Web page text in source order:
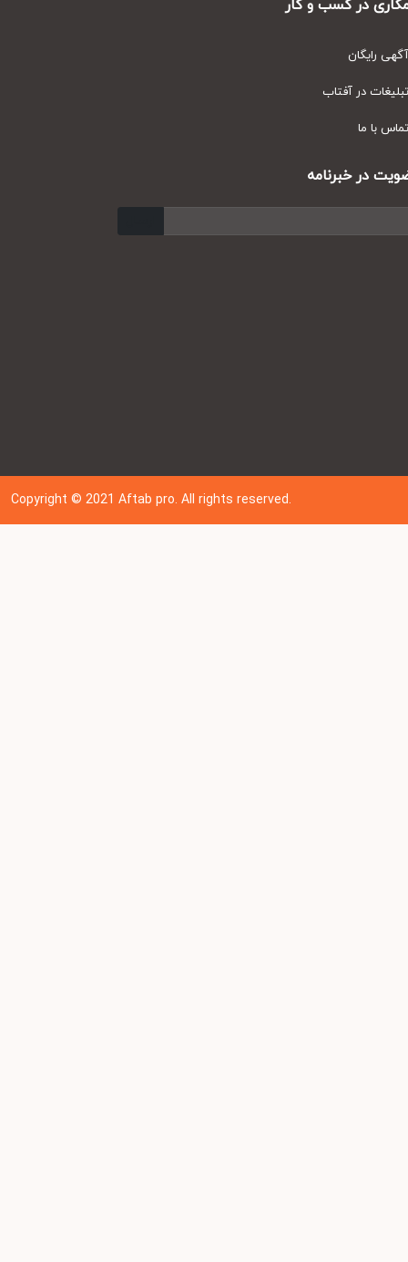
در کسب و کار
رایگان
در آفتاب
با ما
در خبرنامه
Copyright © 202 1Aftab pro. All rights reserved.